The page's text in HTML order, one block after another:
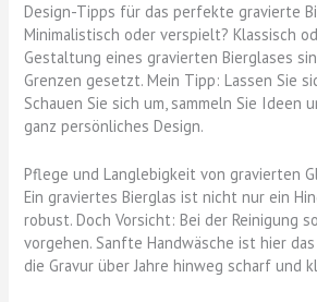
Design-Tipps für das perfekte gravierte
Minimalistisch oder verspielt? Klassisch
Gestaltung eines gravierten Bierglases
Grenzen gesetzt. Mein Tipp: Lassen Sie
Schauen Sie sich um, sammeln Sie Ideen
ganz persönliches Design.
Pflege und Langlebigkeit von gravierten
Ein graviertes Bierglas ist nicht nur ein
robust. Doch Vorsicht: Bei der Reinigung
vorgehen. Sanfte Handwäsche ist hier
die Gravur über Jahre hinweg scharf und